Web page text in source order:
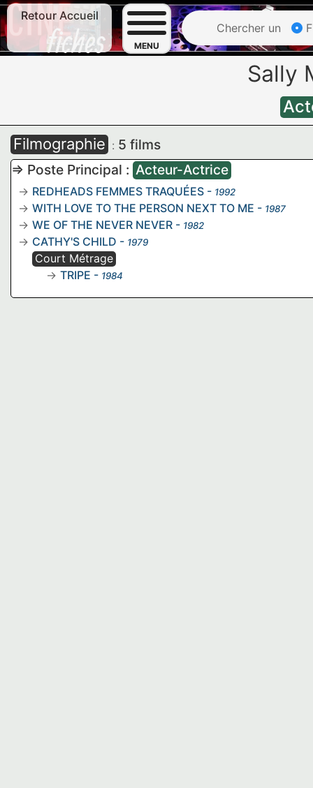
Retour Accueil
MENU
Chercher un
Sally
Filmographie : 5 films
=> Poste Principal : Acteur-Actrice
REDHEADS FEMMES TRAQUÉES - 1992
WITH LOVE TO THE PERSON NEXT TO ME - 1987
WE OF THE NEVER NEVER - 1982
CATHY'S CHILD - 1979
Court Métrage
TRIPE - 1984